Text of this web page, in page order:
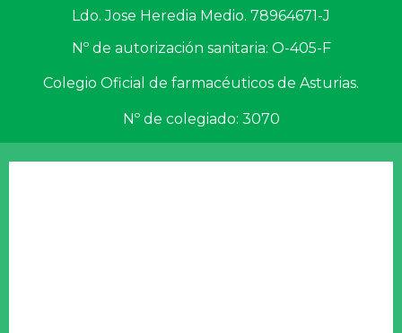
Ldo. Jose Heredia Medio. 78964671-J
Nº de autorización sanitaria: O-405-F
Colegio Oficial de farmacéuticos de Asturias.
Nº de colegiado: 3070